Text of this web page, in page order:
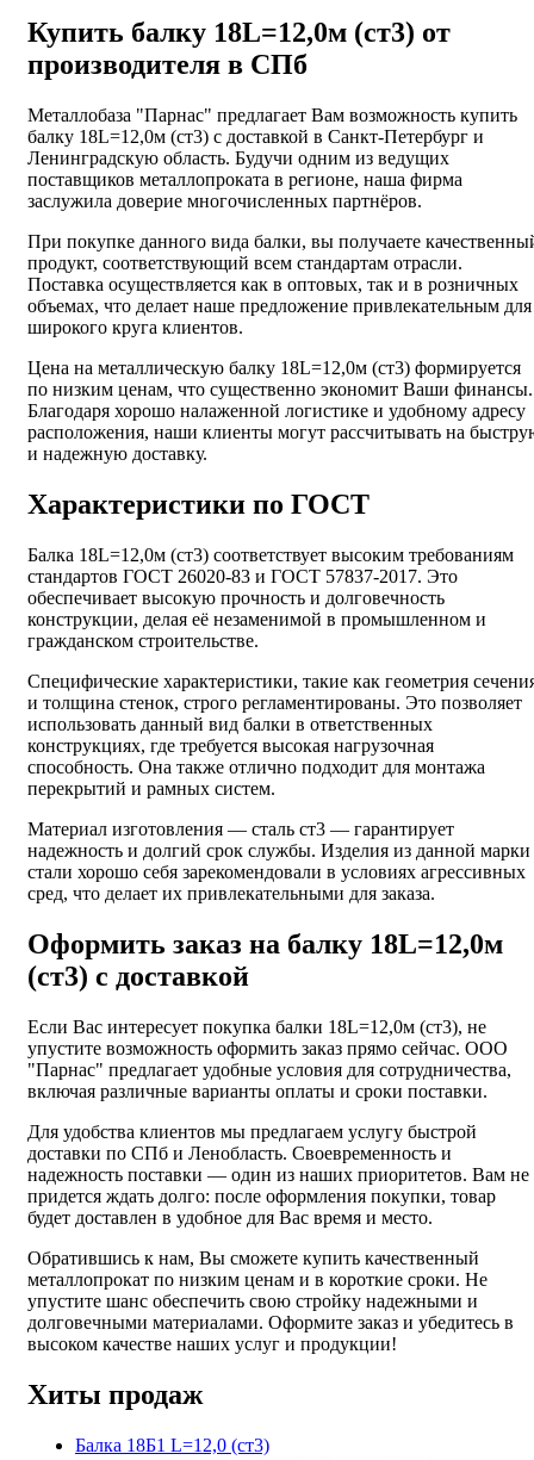
Купить балку 18L=12,0м (ст3) от
производителя в СПб
Металлобаза "Парнас" предлагает Вам возможность купить
балку 18L=12,0м (ст3) с доставкой в Санкт-Петербург и
Ленинградскую область. Будучи одним из ведущих
поставщиков металлопроката в регионе, наша фирма
заслужила доверие многочисленных партнёров.
При покупке данного вида балки, вы получаете
продукт, соответствующий всем стандартам отрасли.
Поставка осуществляется как в оптовых, так и в розничных
объемах, что делает наше предложение привлекательным для
широкого круга клиентов.
Цена на металлическую балку 18L=12,0м (ст3) формируется
по низким ценам, что существенно экономит Ваши финансы.
Благодаря хорошо налаженной логистике и удобному адресу
расположения, наши клиенты могут рассчитывать на
и надежную доставку.
Характеристики по ГОСТ
Балка 18L=12,0м (ст3) соответствует высоким требованиям
стандартов ГОСТ 26020-83 и ГОСТ 57837-2017. Это
обеспечивает высокую прочность и долговечность
конструкции, делая её незаменимой в промышленном и
гражданском строительстве.
Специфические характеристики, такие как геометрия
и толщина стенок, строго регламентированы. Это позволяет
использовать данный вид балки в ответственных
конструкциях, где требуется высокая нагрузочная
способность. Она также отлично подходит для монтажа
перекрытий и рамных систем.
Материал изготовления — сталь ст3 — гарантирует
надежность и долгий срок службы. Изделия из данной марки
стали хорошо себя зарекомендовали в условиях агрессивных
сред, что делает их привлекательными для заказа.
Оформить заказ на балку 18L=12,0м
(ст3) с доставкой
Если Вас интересует покупка балки 18L=12,0м (ст3), не
упустите возможность оформить заказ прямо сейчас. ООО
"Парнас" предлагает удобные условия для сотрудничества,
включая различные варианты оплаты и сроки поставки.
Для удобства клиентов мы предлагаем услугу быстрой
доставки по СПб и Ленобласть. Своевременность и
надежность поставки — один из наших приоритетов. Вам не
придется ждать долго: после оформления покупки, товар
будет доставлен в удобное для Вас время и место.
Обратившись к нам, Вы сможете купить качественный
металлопрокат по низким ценам и в короткие сроки. Не
упустите шанс обеспечить свою стройку надежными и
долговечными материалами. Оформите заказ и убедитесь в
высоком качестве наших услуг и продукции!
Хиты продаж
Балка 18Б1 L=12,0 (ст3)